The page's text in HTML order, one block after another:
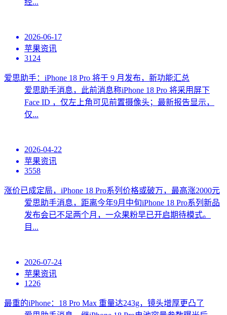
2026-06-17
苹果资讯
3124
爱思助手：iPhone 18 Pro 将于 9 月发布，新功能汇总
爱思助手消息，此前消息称iPhone 18 Pro 将采用屏下
Face ID ，仅左上角可见前置摄像头；最新报告显示，
仅...
2026-04-22
苹果资讯
3558
涨价已成定局，iPhone 18 Pro系列价格或破万，最高涨2000元
爱思助手消息，距离今年9月中旬iPhone 18 Pro系列​新品
发布会已不足两个月，一众果粉早已开启期待模式。
目...
2026-07-24
苹果资讯
1226
最重的iPhone：18 Pro Max 重量达243g，镜头增厚更凸了